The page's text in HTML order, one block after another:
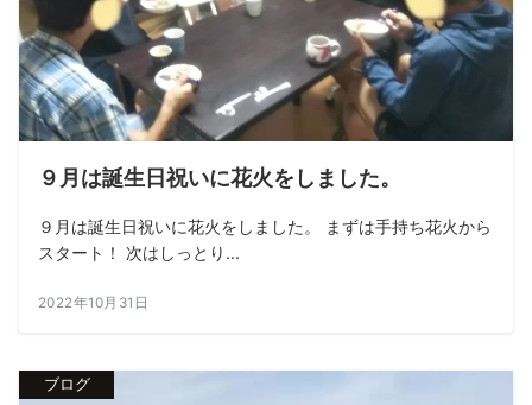
９月は誕生日祝いに花火をしました。
９月は誕生日祝いに花火をしました。 まずは手持ち花火から
スタート！ 次はしっとり...
2022年10月31日
ブログ